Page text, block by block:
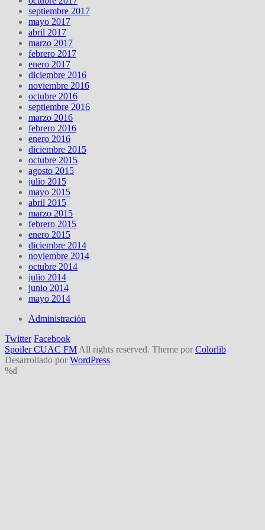
septiembre 2017
mayo 2017
abril 2017
marzo 2017
febrero 2017
enero 2017
diciembre 2016
noviembre 2016
octubre 2016
septiembre 2016
marzo 2016
febrero 2016
enero 2016
diciembre 2015
octubre 2015
agosto 2015
julio 2015
mayo 2015
abril 2015
marzo 2015
febrero 2015
enero 2015
diciembre 2014
noviembre 2014
octubre 2014
julio 2014
junio 2014
mayo 2014
Administración
Twitter Facebook
Spoiler CUAC FM All rights reserved. Theme por Colorlib
Desarrollado por WordPress
%d